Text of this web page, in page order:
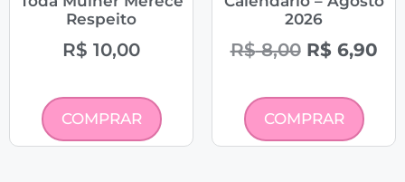
Respeito
R$ 10,00
COMPRAR
2026
R$8,00 R$6,90
COMPRAR